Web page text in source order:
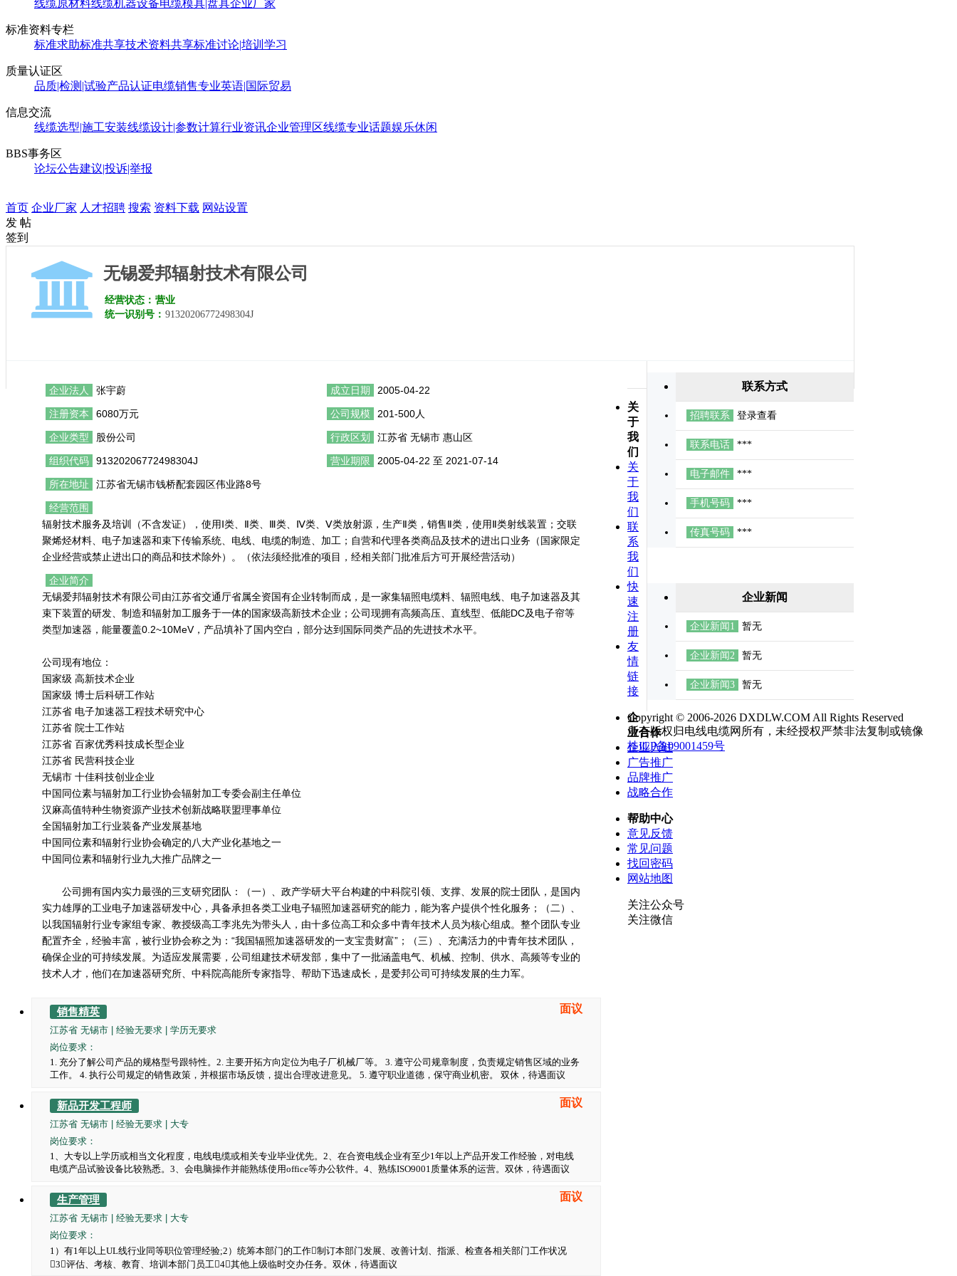
线缆原材料线缆机器设备电缆模具|盘具企业厂家
标准资料专栏
标准求助标准共享技术资料共享标准讨论|培训学习
质量认证区
品质|检测|试验产品认证电缆销售专业英语|国际贸易
信息交流
线缆选型|施工安装线缆设计|参数计算行业资讯企业管理区线缆专业话题娱乐休闲
BBS事务区
论坛公告建议|投诉|举报
首页 企业厂家 人才招聘 搜索 资料下载 网站设置
发 帖
签到
无锡爱邦辐射技术有限公司
经营状态： 营业
统一识别号： 91320206772498304J
企业法人 张宇蔚 成立日期 2005-04-22
注册资本 6080万元 公司规模 201-500人
企业类型 股份公司 行政区划 江苏省 无锡市 惠山区
组织代码 91320206772498304J 营业期限 2005-04-22 至 2021-07-14
所在地址 江苏省无锡市钱桥配套园区伟业路8号
经营范围
辐射技术服务及培训（不含发证），使用Ⅰ类、Ⅱ类、Ⅲ类、Ⅳ类、Ⅴ类放射源，生产Ⅱ类，销售Ⅱ类，使用Ⅱ类射线装置；交联
聚烯烃材料、电子加速器和束下传输系统、电线、电缆的制造、加工；自营和代理各类商品及技术的进出口业务（国家限定
企业经营或禁止进出口的商品和技术除外）。（依法须经批准的项目，经相关部门批准后方可开展经营活动）
企业简介
无锡爱邦辐射技术有限公司由江苏省交通厅省属全资国有企业转制而成，是一家集辐照电缆料、辐照电线、电子加速器及其
束下装置的研发、制造和辐射加工服务于一体的国家级高新技术企业；公司现拥有高频高压、直线型、低能DC及电子帘等
类型加速器，能量覆盖0.2~10MeV，产品填补了国内空白，部分达到国际同类产品的先进技术水平。
公司现有地位：
国家级 高新技术企业
国家级 博士后科研工作站
江苏省 电子加速器工程技术研究中心
江苏省 院士工作站
江苏省 百家优秀科技成长型企业
江苏省 民营科技企业
无锡市 十佳科技创业企业
中国同位素与辐射加工行业协会辐射加工专委会副主任单位
汉麻高值特种生物资源产业技术创新战略联盟理事单位
全国辐射加工行业装备产业发展基地
中国同位素和辐射行业协会确定的八大产业化基地之一
中国同位素和辐射行业九大推广品牌之一
公司拥有国内实力最强的三支研究团队：（一）、政产学研大平台构建的中科院引领、支撑、发展的院士团队，是国内
实力雄厚的工业电子加速器研发中心，具备承担各类工业电子辐照加速器研究的能力，能为客户提供个性化服务；（二）、
以我国辐射行业专家组专家、教授级高工李兆先为带头人，由十多位高工和众多中青年技术人员为核心组成。整个团队专业
配置齐全，经验丰富，被行业协会称之为：“我国辐照加速器研发的一支宝贵财富”；（三）、充满活力的中青年技术团队，
确保企业的可持续发展。为适应发展需要，公司组建技术研发部，集中了一批涵盖电气、机械、控制、供水、高频等专业的
技术人才，他们在加速器研究所、中科院高能所专家指导、帮助下迅速成长，是爱邦公司可持续发展的生力军。
面议
销售精英
江苏省 无锡市 | 经验无要求 | 学历无要求
岗位要求：
1. 充分了解公司产品的规格型号跟特性。2. 主要开拓方向定位为电子厂机械厂等。 3. 遵守公司规章制度，负责规定销售区域的业务
工作。 4. 执行公司规定的销售政策，并根据市场反馈，提出合理改进意见。 5. 遵守职业道德，保守商业机密。 双休，待遇面议
面议
新品开发工程师
江苏省 无锡市 | 经验无要求 | 大专
岗位要求：
1、大专以上学历或相当文化程度，电线电缆或相关专业毕业优先。2、在合资电线企业有至少1年以上产品开发工作经验，对电线
电缆产品试验设备比较熟悉。3、会电脑操作并能熟练使用office等办公软件。4、熟练ISO9001质量体系的运营。双休，待遇面议
面议
生产管理
江苏省 无锡市 | 经验无要求 | 大专
岗位要求：
1）有1年以上UL线行业同等职位管理经验;2）统筹本部门的工作制订本部门发展、改善计划、指派、检查各相关部门工作状况
3）评估、考核、教育、培训本部门员工4）其他上级临时交办任务。双休，待遇面议
联系方式
招聘联系 登录查看
联系电话 ***
电子邮件 ***
手机号码 ***
传真号码 ***
企业新闻
企业新闻1 暂无
企业新闻2 暂无
企业新闻3 暂无
关
于
我
们
关
于
我
们
联
系
我
们
快
速
注
册
友
情
链
接
企
业合作
企业入驻
广告推广
品牌推广
战略合作
帮助中心
意见反馈
常见问题
找回密码
网站地图
关注公众号
关注微信
Copyright © 2006-2026 DXDLW.COM All Rights Reserved
所有版权归电线电缆网所有，未经授权严禁非法复制或镜像
桂ICP备09001459号